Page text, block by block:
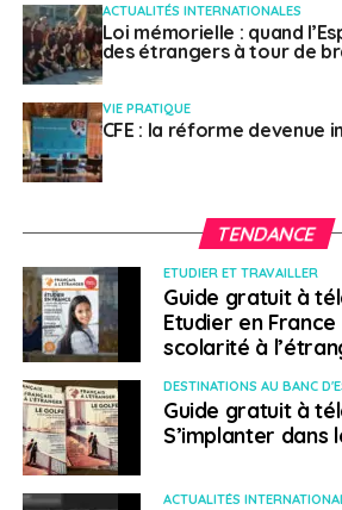
ACTUALITÉS INTERNATIONALES
Loi mémorielle : quand
des étrangers à tour de
VIE PRATIQUE
CFE : la réforme devenue
TENDANCE
ETUDIER ET TRAVAILLER
Guide gratuit à
Etudier en
scolarité à
DESTINATIONS AU BANC
Guide gratuit à
S’implanter dans
ACTUALITÉS